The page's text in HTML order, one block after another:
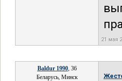
21 мая
Baldur 1990, 36
Беларусь, Минск